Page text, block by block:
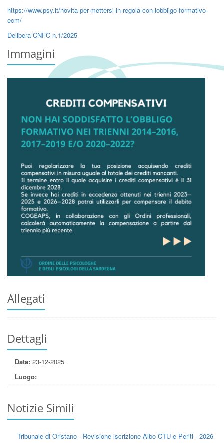
https://www.psy.it/novita-per-mettersi-in-regola-con-lobbligo-formativo-
ecm/
Delibera CNFC n.1/2025
Immagini
Allegati
Dettagli
Data: 23-12-2025
Luogo:
Notizie Simili
Tribunale di Oristano - Revisione iscrizione Albo CTU e Periti - 2026